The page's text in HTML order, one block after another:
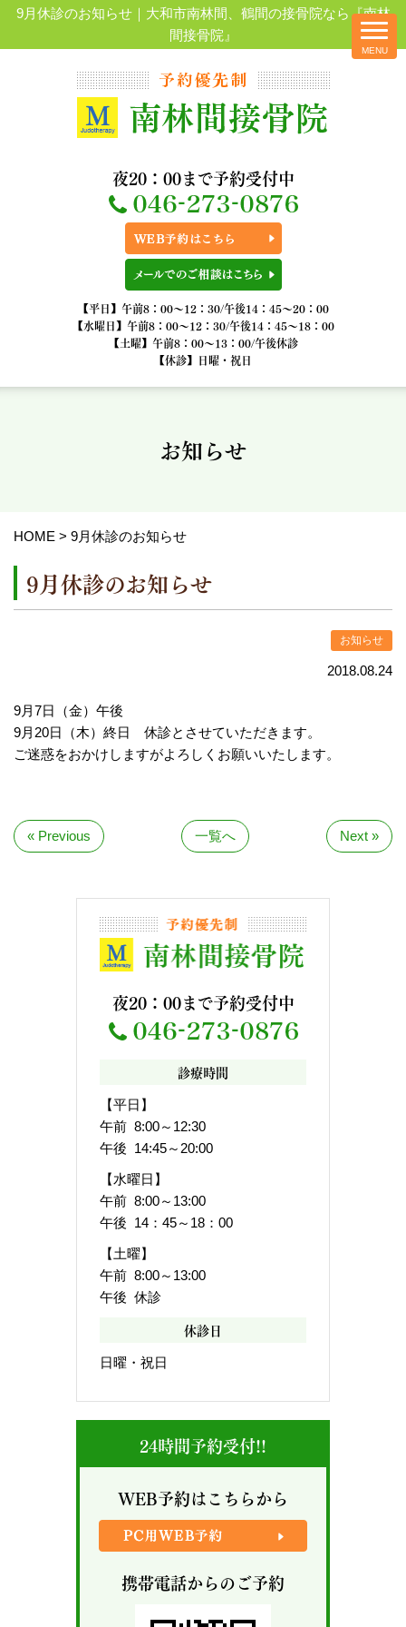
9月休診のお知らせ｜大和市南林間、鶴間の接骨院なら『南林
間接骨院』
夜20：00まで予約受付中
【平日】午前8：00～12：30/午後14：45～20：00
【水曜日】午前8：00～12：30/午後14：45～18：00
【土曜】午前8：00～13：00/午後休診
【休診】日曜・祝日
お知らせ
HOME > 9月休診のお知らせ
9月休診のお知らせ
お知らせ
2018.08.24
9月7日（金）午後
9月20日（木）終日 休診とさせていただきます。
ご迷惑をおかけしますがよろしくお願いいたします。
« Previous 一覧へ Next »
夜20：00まで予約受付中
診療時間
【平日】
午前 8:00～12:30
午後 14:45～20:00
【水曜日】
午前 8:00～13:00
午後 14：45～18：00
【土曜】
午前 8:00～13:00
午後 休診
休診日
日曜・祝日
24時間予約受付!!
WEB予約はこちらから
携帯電話からのご予約